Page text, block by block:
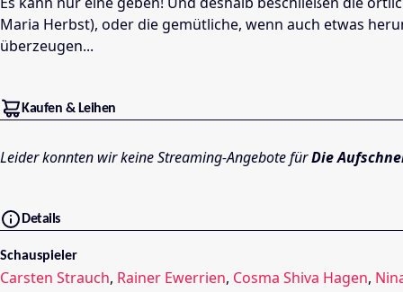
Maria Herbst), oder die gemütliche, wenn auch etwas
überzeugen...
Kaufen & Leihen
Leider konnten wir keine Streaming-Angebote fürDie
Details
Schauspieler
Carsten Strauch, Rainer Ewerrien, Cosma Shiva Hagen,